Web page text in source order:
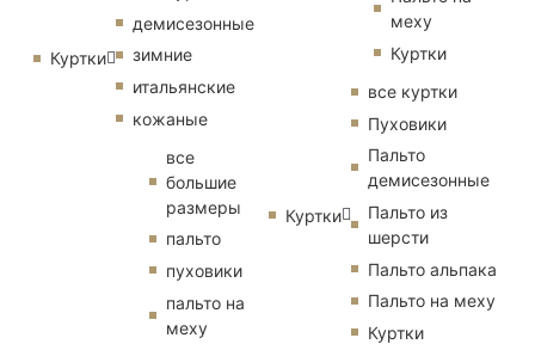
Куртки
демисезонные
зимние
итальянские
кожаные
все
большие
размеры
пальто
пуховики
пальто на
меху
меху
Куртки
Куртки
все куртки
Пуховики
Пальто
демисезонные
Пальто из
шерсти
Пальто альпака
Пальто на меху
Куртки